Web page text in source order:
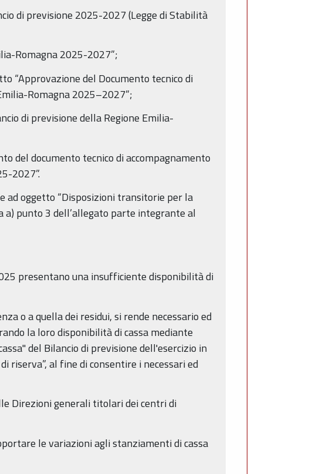
di previsione 2025-2027 (Legge di Stabilità
Romagna 2025-2027”;
“Approvazione del Documento tecnico di
Romagna 2025–2027”;
di previsione della Regione Emilia-
del documento tecnico di accompagnamento
2027”.
ad oggetto “Disposizioni transitorie per la
punto 3 dell’allegato parte integrante al
presentano una insufficiente disponibilità di
o a quella dei residui, si rende necessario ed
la loro disponibilità di cassa mediante
del Bilancio di previsione dell'esercizio in
riserva”, al fine di consentire i necessari ed
Direzioni generali titolari dei centri di
le variazioni agli stanziamenti di cassa